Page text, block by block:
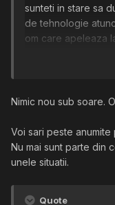
sunteti in stare sa
de tehnologie
om care apeleaza
respectat de
orice situatie, dar
jocului.
Nimic nou sub soare.
Voi sari peste
Nu mai sunt parte din
unele situatii.
Quote